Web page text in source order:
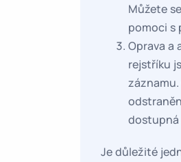
Můžete
pomoci s
Oprava a
rejstříku
dostupná
Je důležité